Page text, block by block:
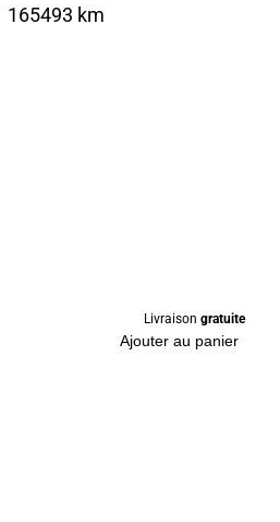
165493 km
Livraison gratuite
Ajouter au panier